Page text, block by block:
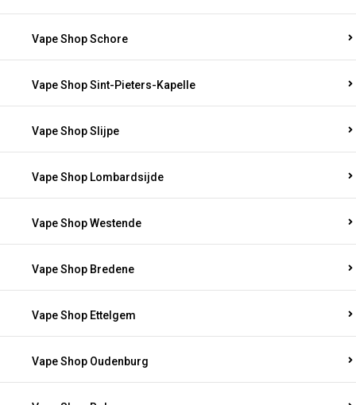
Vape Shop Schore
Vape Shop Sint-Pieters-Kapelle
Vape Shop Slijpe
Vape Shop Lombardsijde
Vape Shop Westende
Vape Shop Bredene
Vape Shop Ettelgem
Vape Shop Oudenburg